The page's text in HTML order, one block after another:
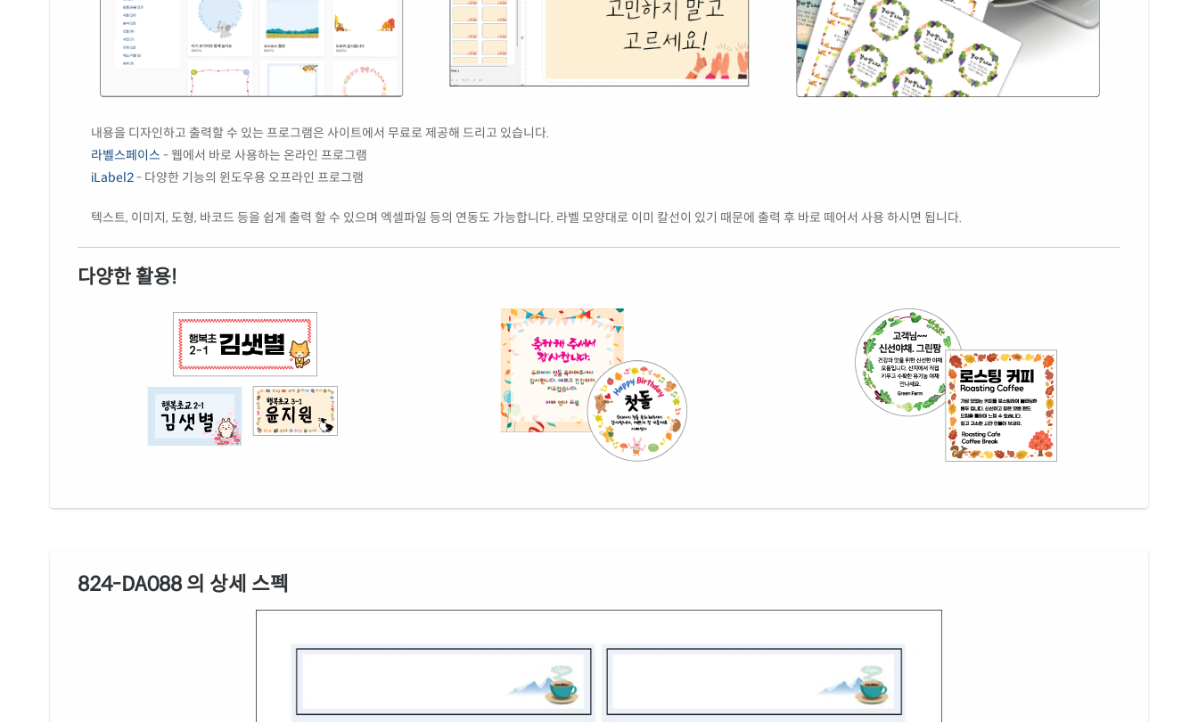
내용을 디자인하고 출력할 수 있는 프로그램은 사이트에서 무료로 제공해 드리고 있습니다.
라벨스페이스 - 웹에서 바로 사용하는 온라인 프로그램
iLabel2- 다양한 기능의 윈도우용 오프라인 프로그램
텍스트, 이미지, 도형, 바코드 등을 쉽게 출력 할 수 있으며 엑셀파일 등의 연동도 가능합니다. 라벨 모양대로 이미 칼선이 있기 때문에 출력 후 바로 떼어서 사용 하시면 됩니다.
다양한 활용!
824-DA088 의 상세 스펙